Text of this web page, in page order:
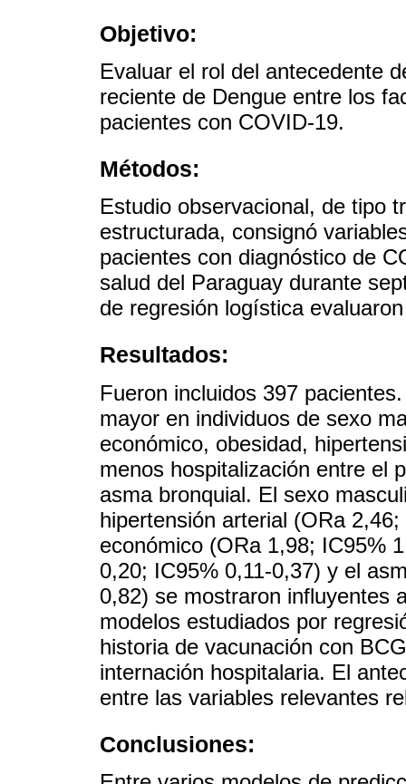
Objetivo:
Evaluar el rol del antecedente
reciente de Dengue entre los
pacientes con COVID-19.
Métodos:
Estudio observacional, de tipo
estructurada, consignó
pacientes con diagnóstico de
salud del Paraguay durante
de regresión logística
Resultados:
Fueron incluidos 397
mayor en individuos de sexo
económico, obesidad,
menos hospitalización entre el
asma bronquial. El sexo
hipertensión arterial (ORa
económico (ORa 1,98; IC95%
0,20; IC95% 0,11-0,37) y el
0,82) se mostraron influyentes
modelos estudiados por
historia de vacunación con
internación hospitalaria. El
entre las variables relevantes
Conclusiones: